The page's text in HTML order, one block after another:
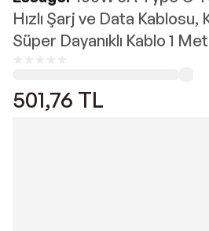
Hızlı Şarj ve Data
Süper Dayanıklı Kablo 1
501,76 TL